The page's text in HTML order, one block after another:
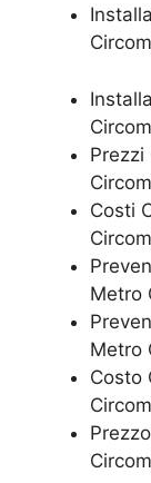
Prezzi
Costi
Metro
Metro
Costo